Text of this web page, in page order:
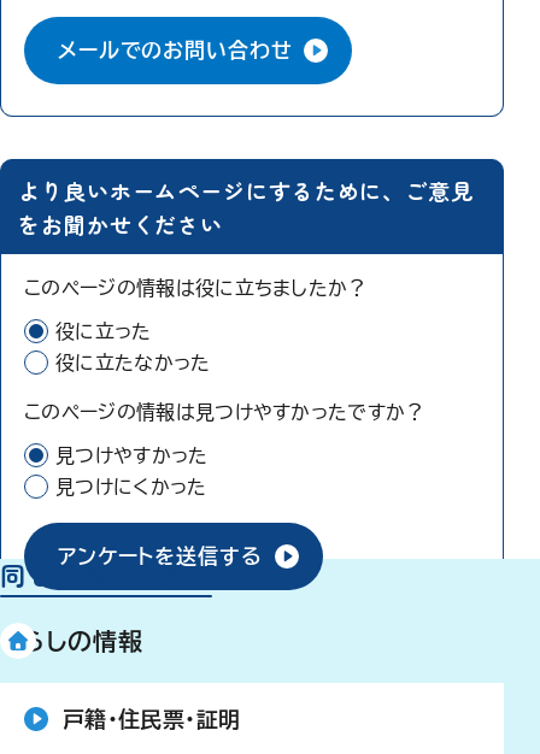
メールでのお問い合わせ
より良いホームページにするために、ご意見
をお聞かせください
このページの情報は役に立ちましたか？
役に立った
役に立たなかった
このページの情報は見つけやすかったですか？
見つけやすかった
見つけにくかった
アンケートを送信する
同じ分類から探す
くらしの情報
戸籍・住民票・証明